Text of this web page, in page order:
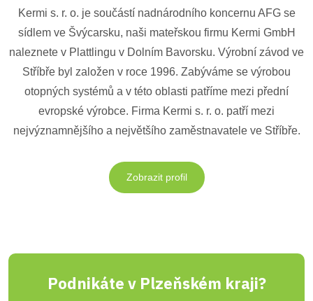
Kermi s. r. o. je součástí nadnárodního koncernu AFG se
sídlem ve Švýcarsku, naši mateřskou firmu Kermi GmbH
naleznete v Plattlingu v Dolním Bavorsku. Výrobní závod ve
Stříbře byl založen v roce 1996. Zabýváme se výrobou
otopných systémů a v této oblasti patříme mezi přední
evropské výrobce. Firma Kermi s. r. o. patří mezi
nejvýznamnějšího a největšího zaměstnavatele ve Stříbře.
Zobrazit profil
Podnikáte v Plzeňském kraji?